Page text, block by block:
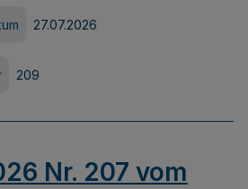
27.07.2026
209
Nr. 207 vom